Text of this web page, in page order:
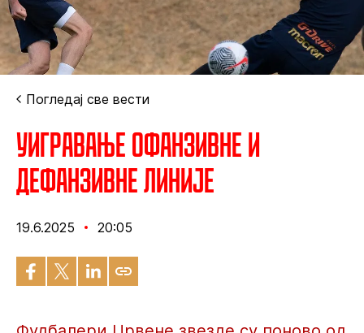
Погледај све вести
Уигравање офанзивне и
дефанзивне линије
19.6.2025 20:05